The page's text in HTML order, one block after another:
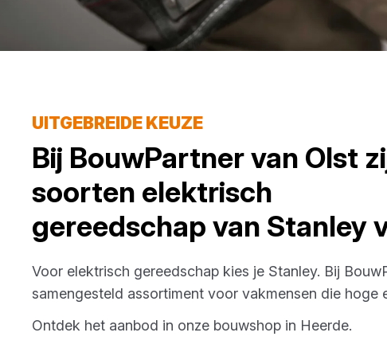
UITGEBREIDE KEUZE
Bij BouwPartner van Olst
soorten elektrisch
gereedschap van Stanley
Voor elektrisch gereedschap kies je Stanley. Bij
samengesteld assortiment voor vakmensen die hoge
Ontdek het aanbod in onze bouwshop in Heerde.